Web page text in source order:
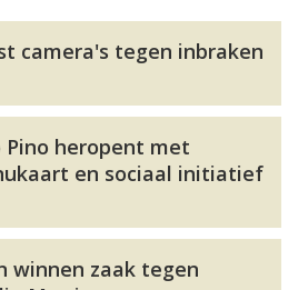
camera's tegen inbraken
heropent met
en sociaal initiatief
winnen zaak tegen